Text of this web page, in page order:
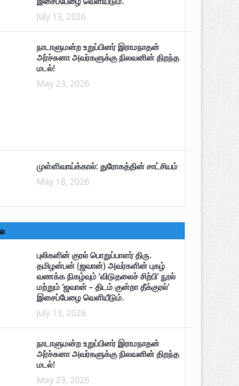
July 13, 2026
நாடாளுமன்ற உறுப்பினர் இராமநாதன்
அர்ச்சுனா அவர்களுக்கு நிலவனின் திறந்த
மடல்!
May 23, 2026
முள்ளிவாய்க்கால்: துரோகத்தின் சாட்சியம்
May 18, 2026
புலிகளின் குரல் பொறுப்பாளர் திரு.
தமிழன்பன் (ஜவான்) அவர்களின் புகழ்
வணக்க நிகழ்வும் ‘விடுதலைச் சிற்பி’ நூல்
மற்றும் ‘ஜவான் – திடம் குன்றா தீக்குரல்’
இசைப்பேழை வெளியீடும்.
July 13, 2026
நாடாளுமன்ற உறுப்பினர் இராமநாதன்
அர்ச்சுனா அவர்களுக்கு நிலவனின் திறந்த
மடல்!
May 23, 2026